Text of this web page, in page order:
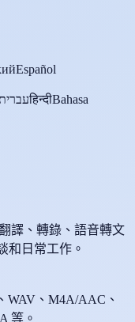
Español
हिन्दीBahasa
譯、轉錄、語音轉文
和日常工作。
WAV、M4A/AAC、
等。